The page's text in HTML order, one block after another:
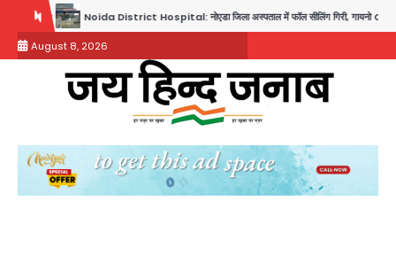
content
Hospital: नोएडा जिला अस्पताल में फॉल सीलिंग गिरी, गायनो OT गैलरी में बड़ा हादसा टला; मरीजों की
August 8, 2026